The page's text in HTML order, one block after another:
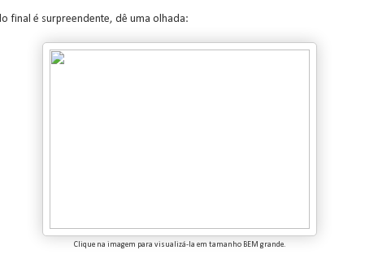
final é surpreendente, dê uma olhada:
Clique na imagem para visualizá-la em tamanho BEM grande.